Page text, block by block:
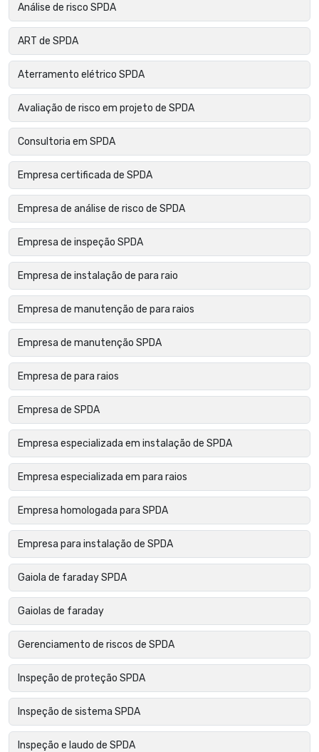
Análise de risco SPDA
ART de SPDA
Aterramento elétrico SPDA
Avaliação de risco em projeto de SPDA
Consultoria em SPDA
Empresa certificada de SPDA
Empresa de análise de risco de SPDA
Empresa de inspeção SPDA
Empresa de instalação de para raio
Empresa de manutenção de para raios
Empresa de manutenção SPDA
Empresa de para raios
Empresa de SPDA
Empresa especializada em instalação de SPDA
Empresa especializada em para raios
Empresa homologada para SPDA
Empresa para instalação de SPDA
Gaiola de faraday SPDA
Gaiolas de faraday
Gerenciamento de riscos de SPDA
Inspeção de proteção SPDA
Inspeção de sistema SPDA
Inspeção e laudo de SPDA